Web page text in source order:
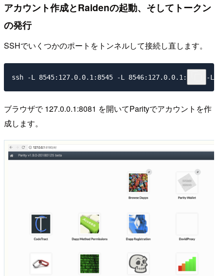
アカウント作成とRaidenの起動、そしてトークン
の発行
SSHでいくつかのポートをトンネルして接続し直します。
ブラウザで 127.0.0.1:8081 を開いてParityでアカウントを作
成します。